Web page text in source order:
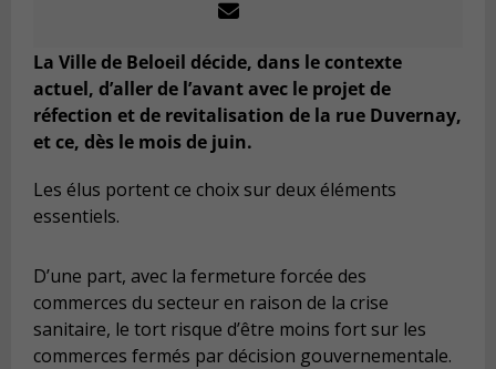
La Ville de Beloeil décide, dans le contexte
actuel, d’aller de l’avant avec le projet de
réfection et de revitalisation de la rue Duvernay,
et ce, dès le mois de juin.
Les élus portent ce choix sur deux éléments
essentiels.
D’une part, avec la fermeture forcée des
commerces du secteur en raison de la crise
sanitaire, le tort risque d’être moins fort sur les
commerces fermés par décision gouvernementale.